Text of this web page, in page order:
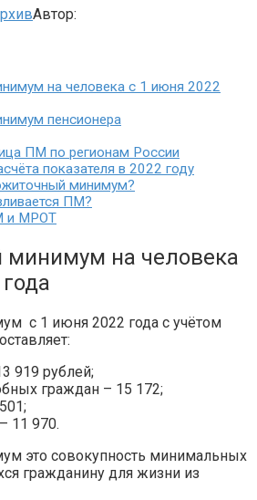
Автор:
на человека с 1 июня 2022
пенсионера
ПМ по регионам России
показателя в 2022 году
минимум?
ПМ?
и МРОТ
на человека
с 1 июня 2022 года с учётом
919 рублей;
граждан – 15 172;
11 970.
это совокупность минимальных
гражданину для жизни из